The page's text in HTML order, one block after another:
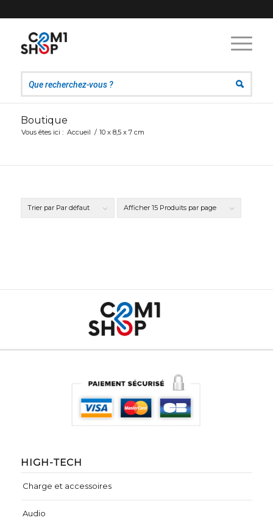
Boutique
Vous êtes ici : Accueil / 10 x 8,5 x 7 cm
Trier par Par défaut Afficher 15 Produits par page
HIGH-TECH
Charge et accessoires
Audio